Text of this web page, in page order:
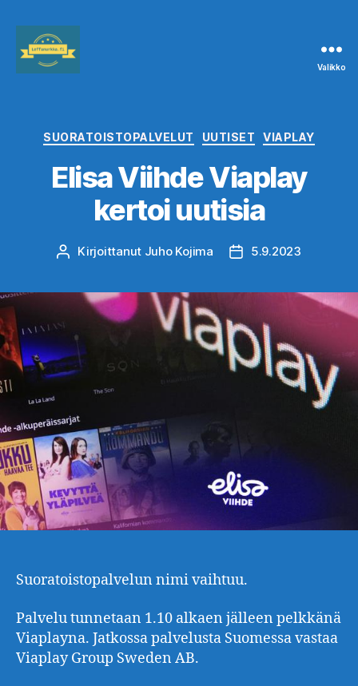
Valikko
Kategoriat
SUORATOISTOPALVELUT UUTISET VIAPLAY
Elisa Viihde Viaplay
kertoi uutisia
Kirjoittaja
Kirjoittanut Juho Kojima Julkaisupäivämäärä
5.9.2023
Suoratoistopalvelun nimi vaihtuu.
Palvelu tunnetaan 1.10 alkaen jälleen pelkkänä
Viaplayna. Jatkossa palvelusta Suomessa vastaa
Viaplay Group Sweden AB.